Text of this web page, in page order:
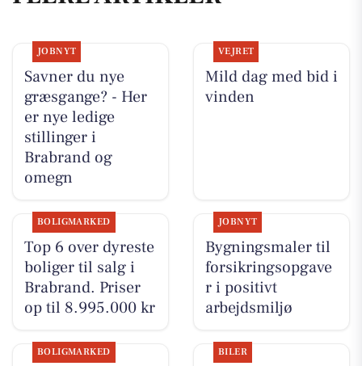
JOBNYT
Savner du nye
græsgange? - Her
er nye ledige
stillinger i
Brabrand og
omegn
VEJRET
Mild dag med bid i
vinden
BOLIGMARKED
Top 6 over dyreste
boliger til salg i
Brabrand. Priser
op til 8.995.000 kr
JOBNYT
Bygningsmaler til
forsikringsopgave
r i positivt
arbejdsmiljø
BOLIGMARKED BILER